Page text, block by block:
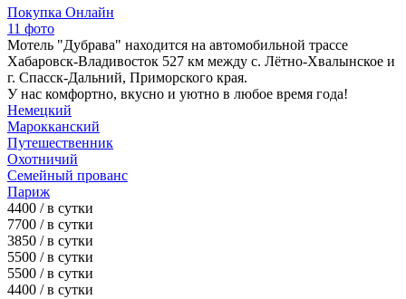
Покупка Онлайн
11 фото
Мотель "Дубрава" находится на автомобильной трассе
Хабаровск-Владивосток 527 км между с. Лётно-Хвалынское и
г. Спасск-Дальний, Приморского края.
У нас комфортно, вкусно и уютно в любое время года!
Немецкий
Марокканский
Путешественник
Охотничий
Семейный прованс
Париж
4400 / в сутки
7700 / в сутки
3850 / в сутки
5500 / в сутки
5500 / в сутки
4400 / в сутки